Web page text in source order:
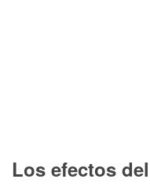
Los efectos